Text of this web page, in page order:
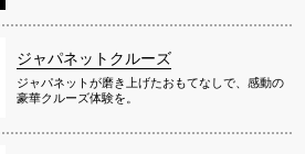
ジャパネットクルーズ
ジャパネットが磨き上げたおもてなしで、感動の
豪華クルーズ体験を。